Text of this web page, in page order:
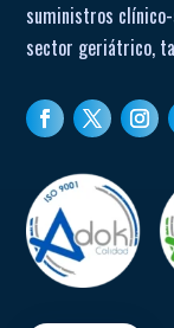
suministros
sector geriátrico,